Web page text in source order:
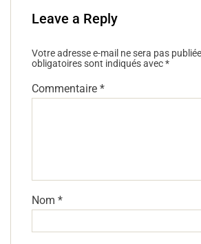
k
Leave a Reply
Votre adresse e-mail ne sera pas
obligatoires sont indiqués avec*
Commentaire *
Nom *